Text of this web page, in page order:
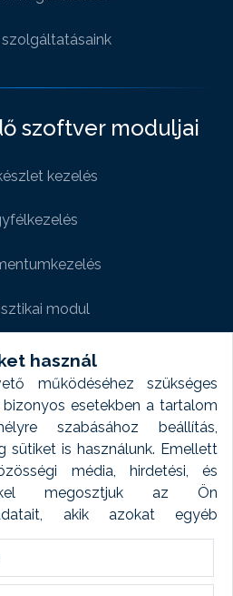
használ
működéséhez szükséges
esetekben a tartalom
szabásához beállítás,
sütiket is használunk. Emellett
média, hirdetési, és
megosztjuk az Ön
akik azokat egyéb
kombinálhatják. A sütik
naplózást végzünk és
után automatikusan töröljük. A
szolgáltatásaink
szoftver moduljai
kezelés
modul
modul
extra modul
modul